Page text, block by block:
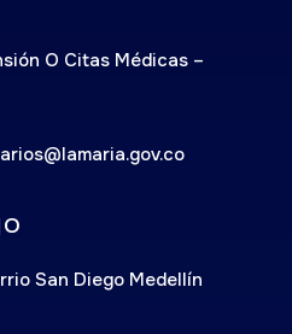
O Citas Médicas –
San Diego Medellín